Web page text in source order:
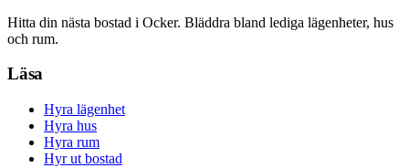
Hitta din nästa bostad i Ocker. Bläddra bland lediga lägenheter, hus
och rum.
Läsa
Hyra lägenhet
Hyra hus
Hyra rum
Hyr ut bostad